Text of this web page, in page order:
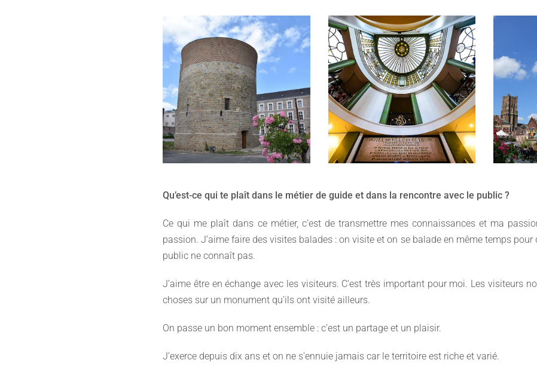
Qu’est-ce qui te plaît dans le métier de guide et dans la rencontre avec le public ?
Ce qui me plaît dans ce métier, c’est de transmettre mes connaissances et ma
passion. J’aime faire des visites balades : on visite et on se balade en même temps pour
public ne connaît pas.
J’aime être en échange avec les visiteurs. C’est très important pour moi. Les visiteurs
choses sur un monument qu’ils ont visité ailleurs.
On passe un bon moment ensemble : c’est un partage et un plaisir.
J’exerce depuis dix ans et on ne s'ennuie jamais car le territoire est riche et varié.